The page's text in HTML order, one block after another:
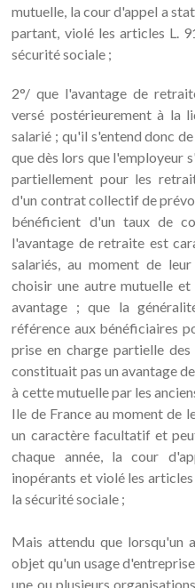
mutuelle, la cour d'appel a
partant, violé les articles L.
sécurité sociale ;
2°/ que l'avantage de
versé postérieurement à la
salarié ; qu'il s'entend donc
que dès lors que l'employeur
partiellement pour les
d'un contrat collectif de
bénéficient d'un taux de
l'avantage de retraite est
salariés, au moment de
choisir une autre mutuelle
avantage ; que la
référence aux bénéficiaires
prise en charge partielle
constituait pas un avantage
à cette mutuelle par les
Ile de France au moment de
un caractère facultatif et
chaque année, la cour
inopérants et violé les
la sécurité sociale ;
Mais attendu que lorsqu'un
objet qu'un usage
une ou plusieurs